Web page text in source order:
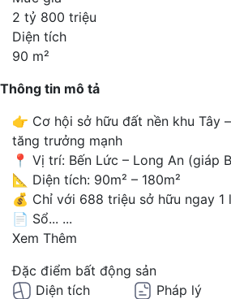
2 tỷ 800 triệu
Diện tích
90 m²
Thông tin mô tả
👉 Cơ hội sở hữu đất nền khu Tây
tăng trưởng mạnh
📍 Vị trí: Bến Lức – Long An (giáp
📐 Diện tích: 90m² – 180m²
💰 Chỉ với 688 triệu sở hữu ngay 1
📄 Sổ... ...
Xem Thêm
Đặc điểm bất động sản
Diện tích
Pháp lý